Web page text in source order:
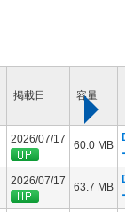
掲載日 容量
2026/07/17 60.0 MB
2026/07/17 63.7 MB